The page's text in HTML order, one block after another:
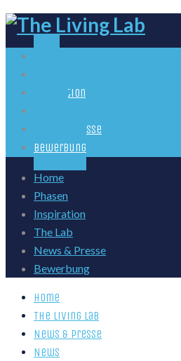
Inspiration
News & Presse
Bewerbung
Home
Phasen
Inspiration
The Lab
News & Presse
Bewerbung
Home
The Living Lab
News & Presse
News